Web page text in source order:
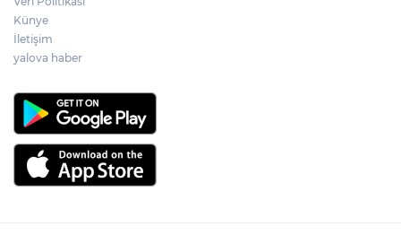
Künye
İletişim
yalova haber